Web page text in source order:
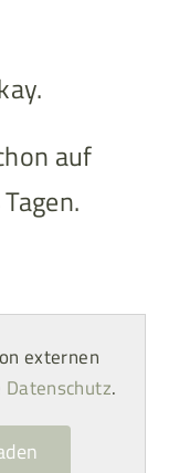
auf
externen
Datenschutz.